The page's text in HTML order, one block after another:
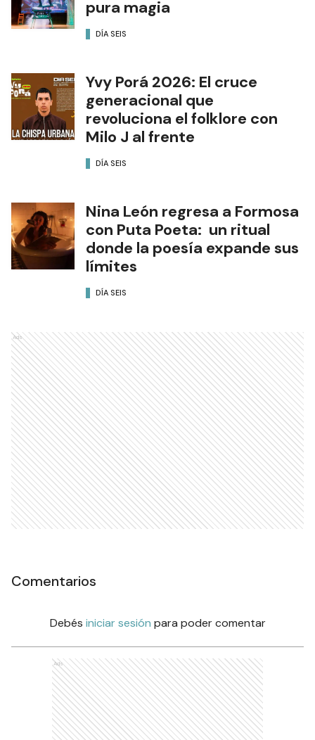
pura magia
DÍA SEIS
Yvy Porá 2026: El cruce
generacional que
revoluciona el folklore con
Milo J al frente
DÍA SEIS
Nina León regresa a Formosa
con Puta Poeta: un ritual
donde la poesía expande sus
límites
DÍA SEIS
Ads
Comentarios
Debés iniciar sesión para poder comentar
Ads